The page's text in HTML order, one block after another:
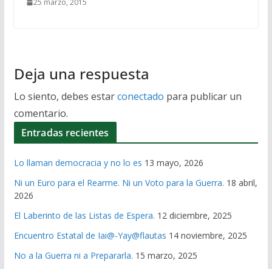
25 marzo, 2015
Deja una respuesta
Lo siento, debes estarconectado para publicar un
comentario.
Entradas recientes
Lo llaman democracia y no lo es 13 mayo, 2026
Ni un Euro para el Rearme. Ni un Voto para la Guerra. 18 abril,
2026
El Laberinto de las Listas de Espera. 12 diciembre, 2025
Encuentro Estatal de Iai@-Yay@flautas 14 noviembre, 2025
No a la Guerra ni a Prepararla. 15 marzo, 2025